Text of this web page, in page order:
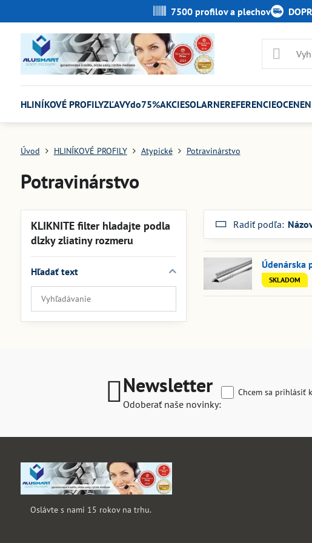
7500 profilov a plechov
HLINÍKOVÉ PROFILYZĽAVYdo75%AKCIESOLARNEREFERENCIE
Úvod HLINÍKOVÉ PROFILY Atypické Potravinárstvo
Potravinárstvo
Radiť podľa:
Údenárska
SKLADOM
KLIKNITE filter hladajte podla
dlzky zliatiny rozmeru
Hľadať text
Prehľadať
výsledky
filtra
Newsletter
Odoberať naše novinky:
Chcem sa prihlásiť
Oslávte s nami 15 rokov na trhu.